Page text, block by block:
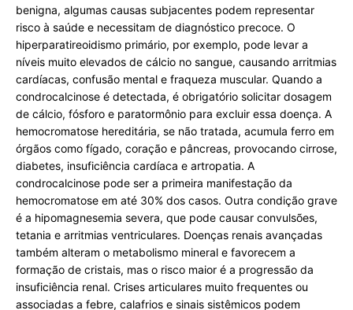
benigna, algumas causas subjacentes podem representar
risco à saúde e necessitam de diagnóstico precoce. O
hiperparatireoidismo primário, por exemplo, pode levar a
níveis muito elevados de cálcio no sangue, causando arritmias
cardíacas, confusão mental e fraqueza muscular. Quando a
condrocalcinose é detectada, é obrigatório solicitar dosagem
de cálcio, fósforo e paratormônio para excluir essa doença. A
hemocromatose hereditária, se não tratada, acumula ferro em
órgãos como fígado, coração e pâncreas, provocando cirrose,
diabetes, insuficiência cardíaca e artropatia. A
condrocalcinose pode ser a primeira manifestação da
hemocromatose em até 30% dos casos. Outra condição grave
é a hipomagnesemia severa, que pode causar convulsões,
tetania e arritmias ventriculares. Doenças renais avançadas
também alteram o metabolismo mineral e favorecem a
formação de cristais, mas o risco maior é a progressão da
insuficiência renal. Crises articulares muito frequentes ou
associadas a febre, calafrios e sinais sistêmicos podem